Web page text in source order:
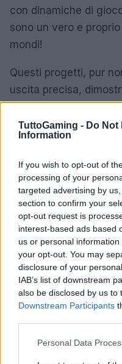
TuttoGaming - Do Not
Information
If you wish to opt-out of
processing of your
targeted advertising by
section to confirm your
opt-out request is
interest-based ads based
us or personal
your opt-out. You may
disclosure of your
IAB’s list of downstream
also be disclosed by us to
Downstream Participants
Please note that this
Personal Data
con dinamiche di
sono un vero e
mondi!
Questi progetti, pur
uscita precisa,
FPS sia in continua
pronti a spingersi
offrire esperienze
In conclusione, il
anno cruciale per gli
sparatutto in prima
titoli in arrivo, ognuno
uniche e innovative, i
con ansia nuove
nel loro genere
pensare a tutto ciò